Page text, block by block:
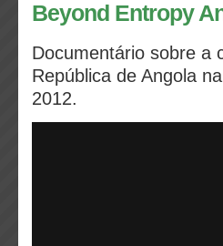
Beyond Entropy
Documentário sobre a
República de Angola
2012.